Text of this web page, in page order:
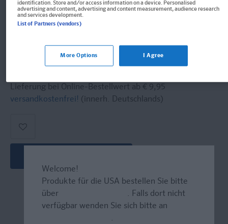
ISBN: 978-3-12-562599-0
Informationen für Lehrer:innen und Referendar:innen
16,95 €
Lieferung bei Online-Bestellwert ab € 9,95
versandkostenfrei! (innerh. Deutschlands)
Welcome!
Produkte für die USA bestellen Sie bitte
über
. Falls dort nicht
verfügbar wenden Sie sich bitte an
.
identification. Store and/or access information on a device. Personalised
advertising and content, advertising and content measurement, audience research
and services development.
List of Partners (vendors)
More Options I Agree